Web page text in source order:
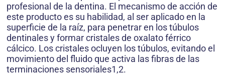
profesional de la dentina. El mecanismo de acción de
este producto es su habilidad, al ser aplicado en la
superficie de la raíz, para penetrar en los túbulos
dentinales y formar cristales de oxalato férrico
cálcico. Los cristales ocluyen los túbulos, evitando el
movimiento del fluido que activa las fibras de las
terminaciones sensoriales1,2.